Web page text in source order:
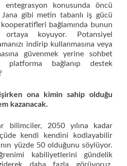
konusunda öncü
Jana gibi metin tabanlı iş gücü
bağlamında bunun
koyuyor. Potansiyel
indirip kullanmasına veya
güvenmek yerine sohbet
bağlanıp destek
ona kimin sahip olduğu
kazanacak.
bilimciler, 2050 yılına kadar
kendi kendini kodlayabilir
yüzde 50 olduğunu söylüyor.
kabiliyetlerini gündelik
daha fazla görüyoruz.